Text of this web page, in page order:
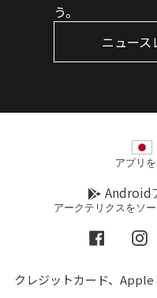
う。
ニュース
アークテリクスをソ
Facebook
アプリ
Android
クレジットカード、